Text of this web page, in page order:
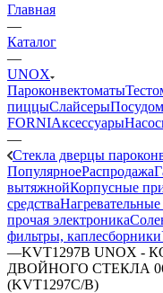
Главная
—
Каталог
—
UNOX
Пароконвектоматы
пиццыСлайсеры
FORNIАксессуары
—
Стекла дверцы
ПопулярноеРаспродажа
вытяжнойКорпусные
средства
прочая электроника
фильтры, каплесборники
—KVT1297B UNOX
ДВОЙНОГО СТЕКЛА
(KVT1297C/B)